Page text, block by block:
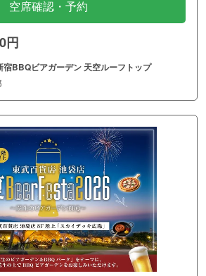
空席確認・予約
円
宿BBQビアガーデン 天空ルーフトップ